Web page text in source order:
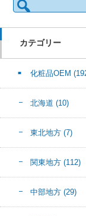
索:
カテゴリー
化粧品OEM
北海道 (10)
東北地方 (7)
関東地方 (112)
中部地方 (29)